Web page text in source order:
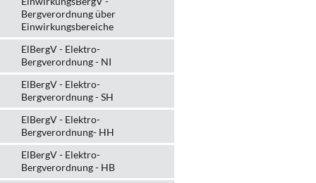
Bergverordnung über
Einwirkungsbereiche
ElBergV - Elektro-
Bergverordnung - NI
ElBergV - Elektro-
Bergverordnung - SH
ElBergV - Elektro-
Bergverordnung- HH
ElBergV - Elektro-
Bergverordnung - HB